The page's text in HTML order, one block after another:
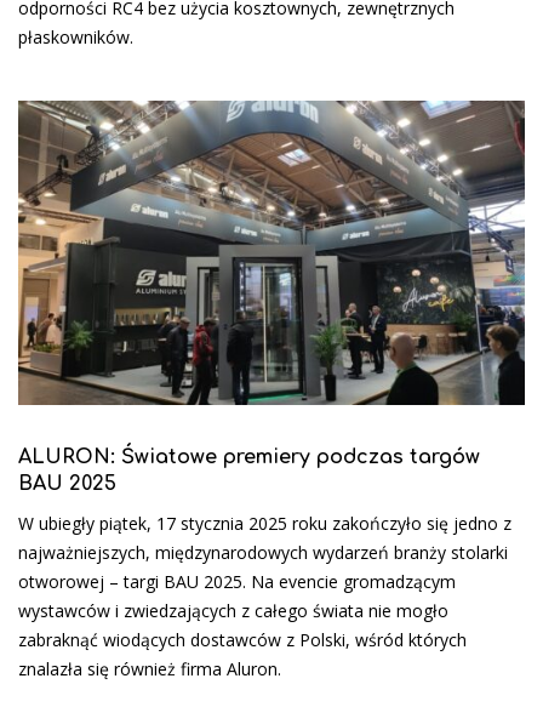
odporności RC4 bez użycia kosztownych, zewnętrznych
płaskowników.
ALURON: Światowe premiery podczas targów
BAU 2025
W ubiegły piątek, 17 stycznia 2025 roku zakończyło się jedno z
najważniejszych, międzynarodowych wydarzeń branży stolarki
otworowej – targi BAU 2025. Na evencie gromadzącym
wystawców i zwiedzających z całego świata nie mogło
zabraknąć wiodących dostawców z Polski, wśród których
znalazła się również firma Aluron.